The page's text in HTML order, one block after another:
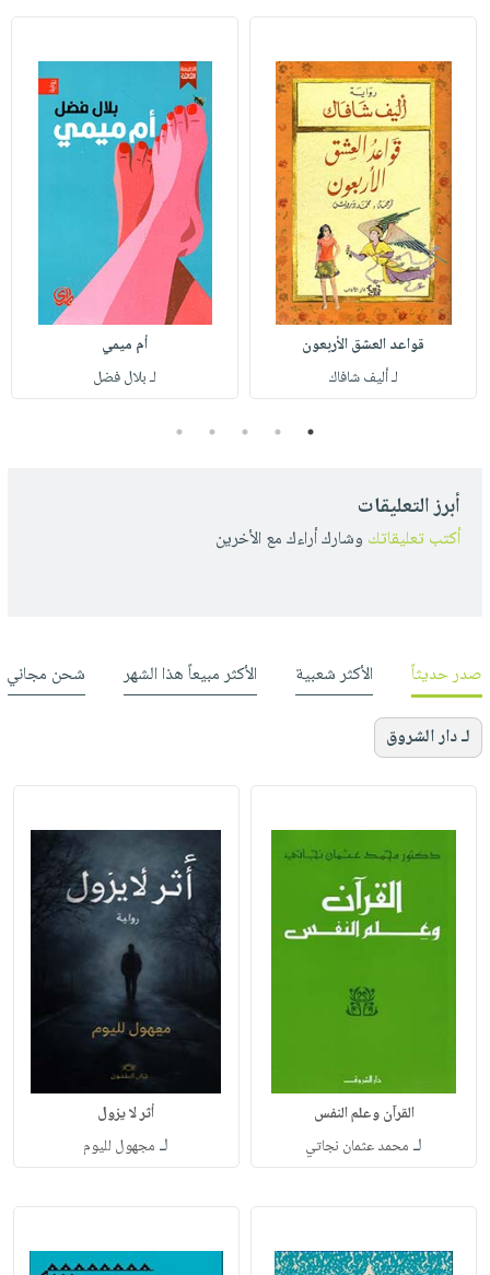
قواعد العشق الأربعون
لـ أليف شافاك
أم ميمي
لـ بلال فضل
1
2
3
4
5
أبرز التعليقات
أكتب تعليقاتك وشارك أراءك مع الأخرين
صدر حديثاً الأكثر شعبية الأكثر مبيعاً هذا الشهر شحن مجاني
لـ دار الشروق
القرآن وعلم النفس
لـ محمد عثمان نجاتي
أثر لا يزول
لـ مجهول لليوم